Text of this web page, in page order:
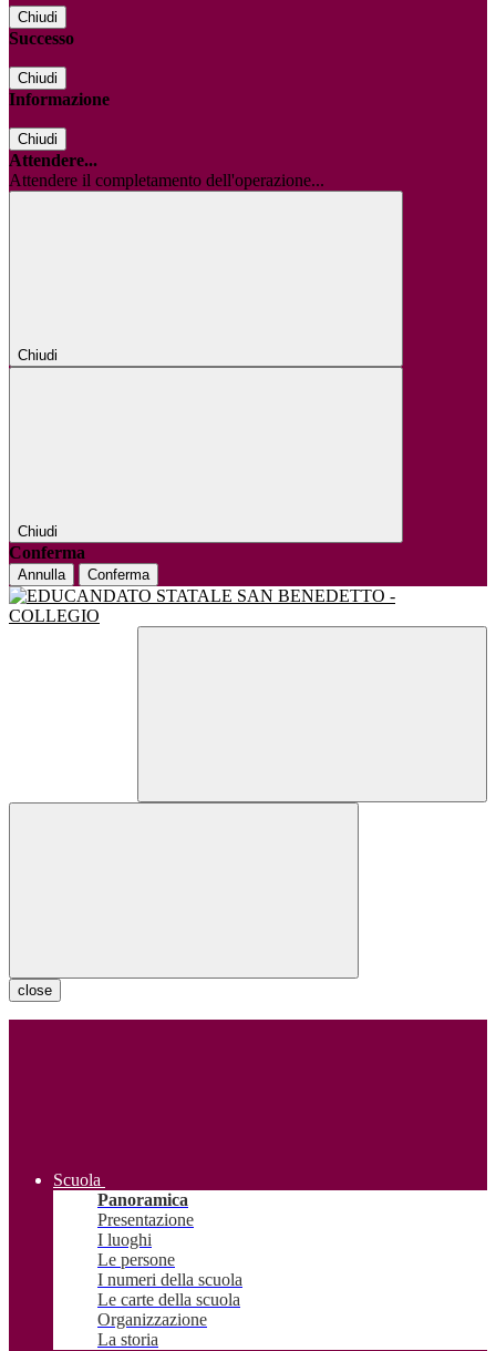
Chiudi
Successo
Chiudi
Informazione
Chiudi
Attendere...
Attendere il completamento dell'operazione...
Chiudi
Chiudi
Conferma
Annulla Conferma
close
Scuola
Panoramica
Presentazione
I luoghi
Le persone
I numeri della scuola
Le carte della scuola
Organizzazione
La storia